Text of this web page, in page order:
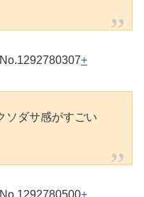
No.1292780307+
ソダサ感がすごい